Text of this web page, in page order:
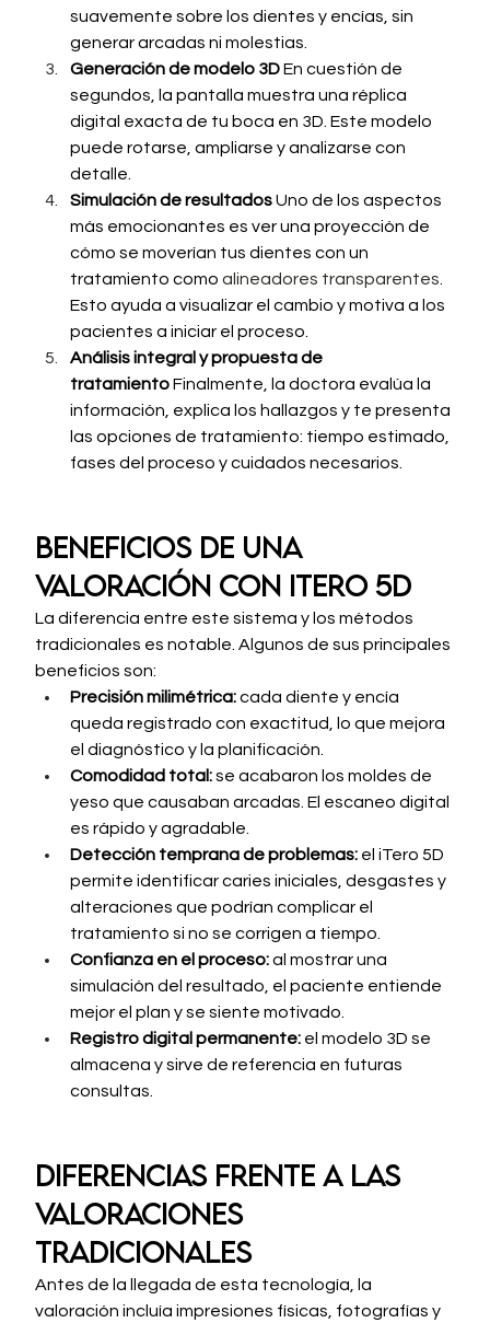
suavemente sobre los dientes y encías, sin
generar arcadas ni molestias.
Generación de modelo 3D En cuestión de
segundos, la pantalla muestra una réplica
digital exacta de tu boca en 3D. Este modelo
puede rotarse, ampliarse y analizarse con
detalle.
Simulación de resultados Uno de los aspectos
más emocionantes es ver una proyección de
cómo se moverían tus dientes con un
tratamiento como alineadores transparentes
Esto ayuda a visualizar el cambio y motiva a los
pacientes a iniciar el proceso.
Análisis integral y propuesta de
tratamiento Finalmente, la doctora evalúa la
información, explica los hallazgos y te presenta
las opciones de tratamiento: tiempo estimado,
fases del proceso y cuidados necesarios.
Beneficios de una
valoración con iTero 5D
La diferencia entre este sistema y los métodos
tradicionales es notable. Algunos de sus principales
beneficios son:
Precisión milimétrica: cada diente y encía
queda registrado con exactitud, lo que mejora
el diagnóstico y la planificación.
Comodidad total: se acabaron los moldes de
yeso que causaban arcadas. El escaneo digital
es rápido y agradable.
Detección temprana de problemas: el iTero 5D
permite identificar caries iniciales, desgastes y
alteraciones que podrían complicar el
tratamiento si no se corrigen a tiempo.
Confianza en el proceso: al mostrar una
simulación del resultado, el paciente entiende
mejor el plan y se siente motivado.
Registro digital permanente: el modelo 3D se
almacena y sirve de referencia en futuras
consultas.
Diferencias frente a las
valoraciones
tradicionales
Antes de la llegada de esta tecnología, la
valoración incluía impresiones físicas, fotografías y